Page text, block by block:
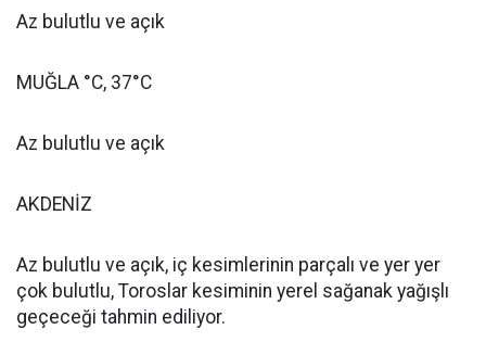
Az bulutlu ve açık
MUĞLA °C, 37°C
Az bulutlu ve açık
AKDENİZ
Az bulutlu ve açık, iç kesimlerinin parçalı ve yer yer
çok bulutlu, Toroslar kesiminin yerel sağanak yağışlı
geçeceği tahmin ediliyor.